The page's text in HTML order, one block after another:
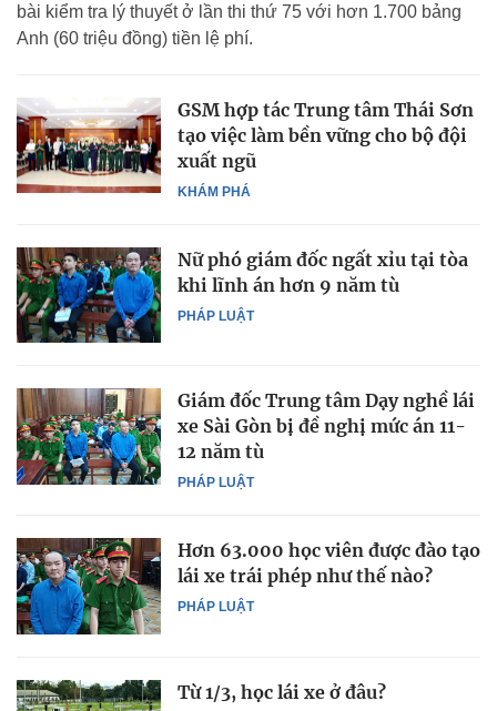
bài kiểm tra lý thuyết ở lần thi thứ 75 với hơn 1.700 bảng
Anh (60 triệu đồng) tiền lệ phí.
KHÁM PHÁ
GSM hợp tác Trung tâm Thái Sơn
tạo việc làm bền vững cho bộ đội
xuất ngũ
PHÁP LUẬT
Nữ phó giám đốc ngất xỉu tại tòa
khi lĩnh án hơn 9 năm tù
PHÁP LUẬT
Giám đốc Trung tâm Dạy nghề lái
xe Sài Gòn bị đề nghị mức án 11-
12 năm tù
PHÁP LUẬT
Hơn 63.000 học viên được đào tạo
lái xe trái phép như thế nào?
Từ 1/3, học lái xe ở đâu?